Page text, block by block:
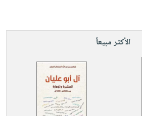
الأكثر مبيعاً